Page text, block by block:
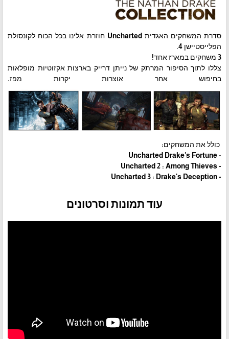
סדרת המשחקים האגדית Uncharted חוזרת אלינו בכל הכוח לקונסולת
הפלייסטיישן 4.
3 משחקים במארז אחד!
צללו לתוך הסיפור המרתק של נייתן דרייק בארצות אקזוטיות מופלאות
בחיפוש אחר אוצרות יקרות מפז.
כולל את המשחקים:
- Uncharted Drake's Fortune
- Uncharted 2 : Among Thieves
- Uncharted 3 : Drake's Deception
עוד תמונות וסרטונים